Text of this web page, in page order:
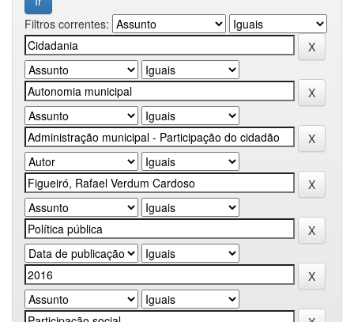
Filtros correntes: